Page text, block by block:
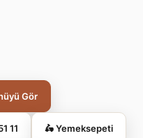
Gör
11 🛵 Yemeksepeti